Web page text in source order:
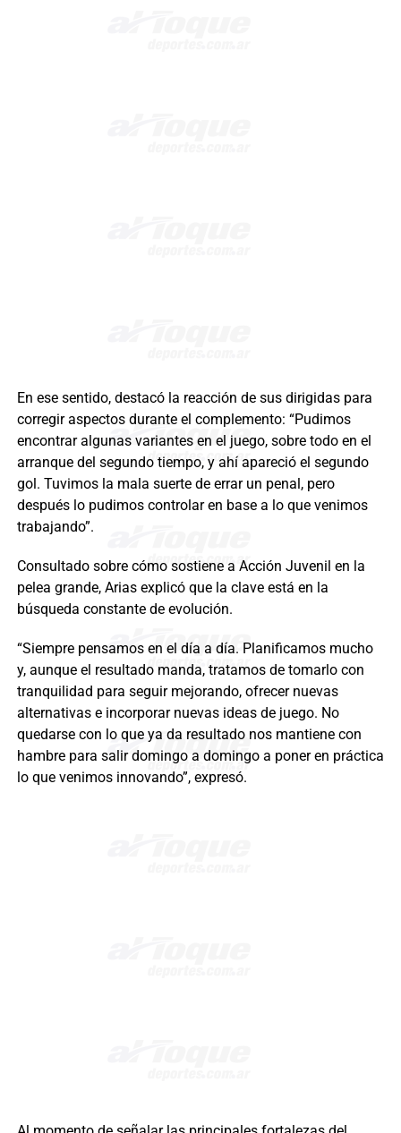
En ese sentido, destacó la reacción de sus dirigidas para
corregir aspectos durante el complemento: “Pudimos
encontrar algunas variantes en el juego, sobre todo en el
arranque del segundo tiempo, y ahí apareció el segundo
gol. Tuvimos la mala suerte de errar un penal, pero
después lo pudimos controlar en base a lo que venimos
trabajando”.
Consultado sobre cómo sostiene a Acción Juvenil en la
pelea grande, Arias explicó que la clave está en la
búsqueda constante de evolución.
“Siempre pensamos en el día a día. Planificamos mucho
y, aunque el resultado manda, tratamos de tomarlo con
tranquilidad para seguir mejorando, ofrecer nuevas
alternativas e incorporar nuevas ideas de juego. No
quedarse con lo que ya da resultado nos mantiene con
hambre para salir domingo a domingo a poner en práctica
lo que venimos innovando”, expresó.